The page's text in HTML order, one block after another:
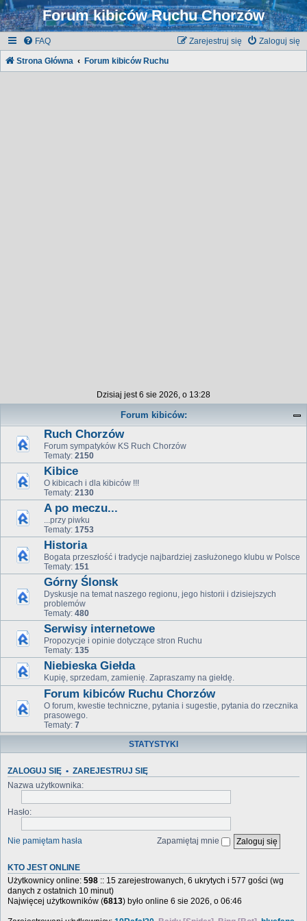
Forum kibiców Ruchu Chorzów
FAQ Zaloguj się
Zarejestruj się
Strona Główna Forum kibiców Ruchu
Dzisiaj jest 6 sie 2026, o 13:28
Forum kibiców:
Ruch Chorzów
Forum sympatyków KS Ruch Chorzów
Tematy: 2150
Kibice
O kibicach i dla kibiców !!!
Tematy: 2130
A po meczu...
...przy piwku
Tematy: 1753
Historia
Bogata przeszłość i tradycje najbardziej zasłużonego klubu w Polsce
Tematy: 151
Górny Ślonsk
Dyskusje na temat naszego regionu, jego historii i dzisiejszych
problemów
Tematy: 480
Serwisy internetowe
Propozycje i opinie dotyczące stron Ruchu
Tematy: 135
Niebieska Giełda
Kupię, sprzedam, zamienię. Zapraszamy na giełdę.
Forum kibiców Ruchu Chorzów
O forum, kwestie techniczne, pytania i sugestie, pytania do rzecznika
prasowego.
Tematy: 7
STATYSTYKI
ZALOGUJ SIĘ • ZAREJESTRUJ SIĘ
Nazwa użytkownika:
Hasło:
Nie pamiętam hasła Zapamiętaj mnie
KTO JEST ONLINE
Użytkownicy online: 598 :: 15 zarejestrowanych, 6 ukrytych i 577 gości (wg
danych z ostatnich 10 minut)
Najwięcej użytkowników (6813) było online 6 sie 2026, o 06:46